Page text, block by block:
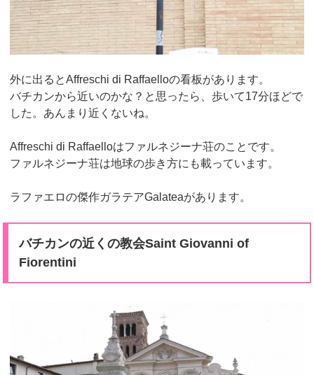
外に出るとAffreschi di Raffaelloの看板があります。
バチカンから近いのかな？と思ったら、歩いて17分ほどで
した。あんまり近くないね。
Affreschi di Raffaelloはファルネジーナ荘のことです。
ファルネジーナ荘は地球の歩き方にも載っています。
ラファエロの傑作ガラテアGalateaがあります。
バチカンの近くの教会Saint Giovanni of
Fiorentini